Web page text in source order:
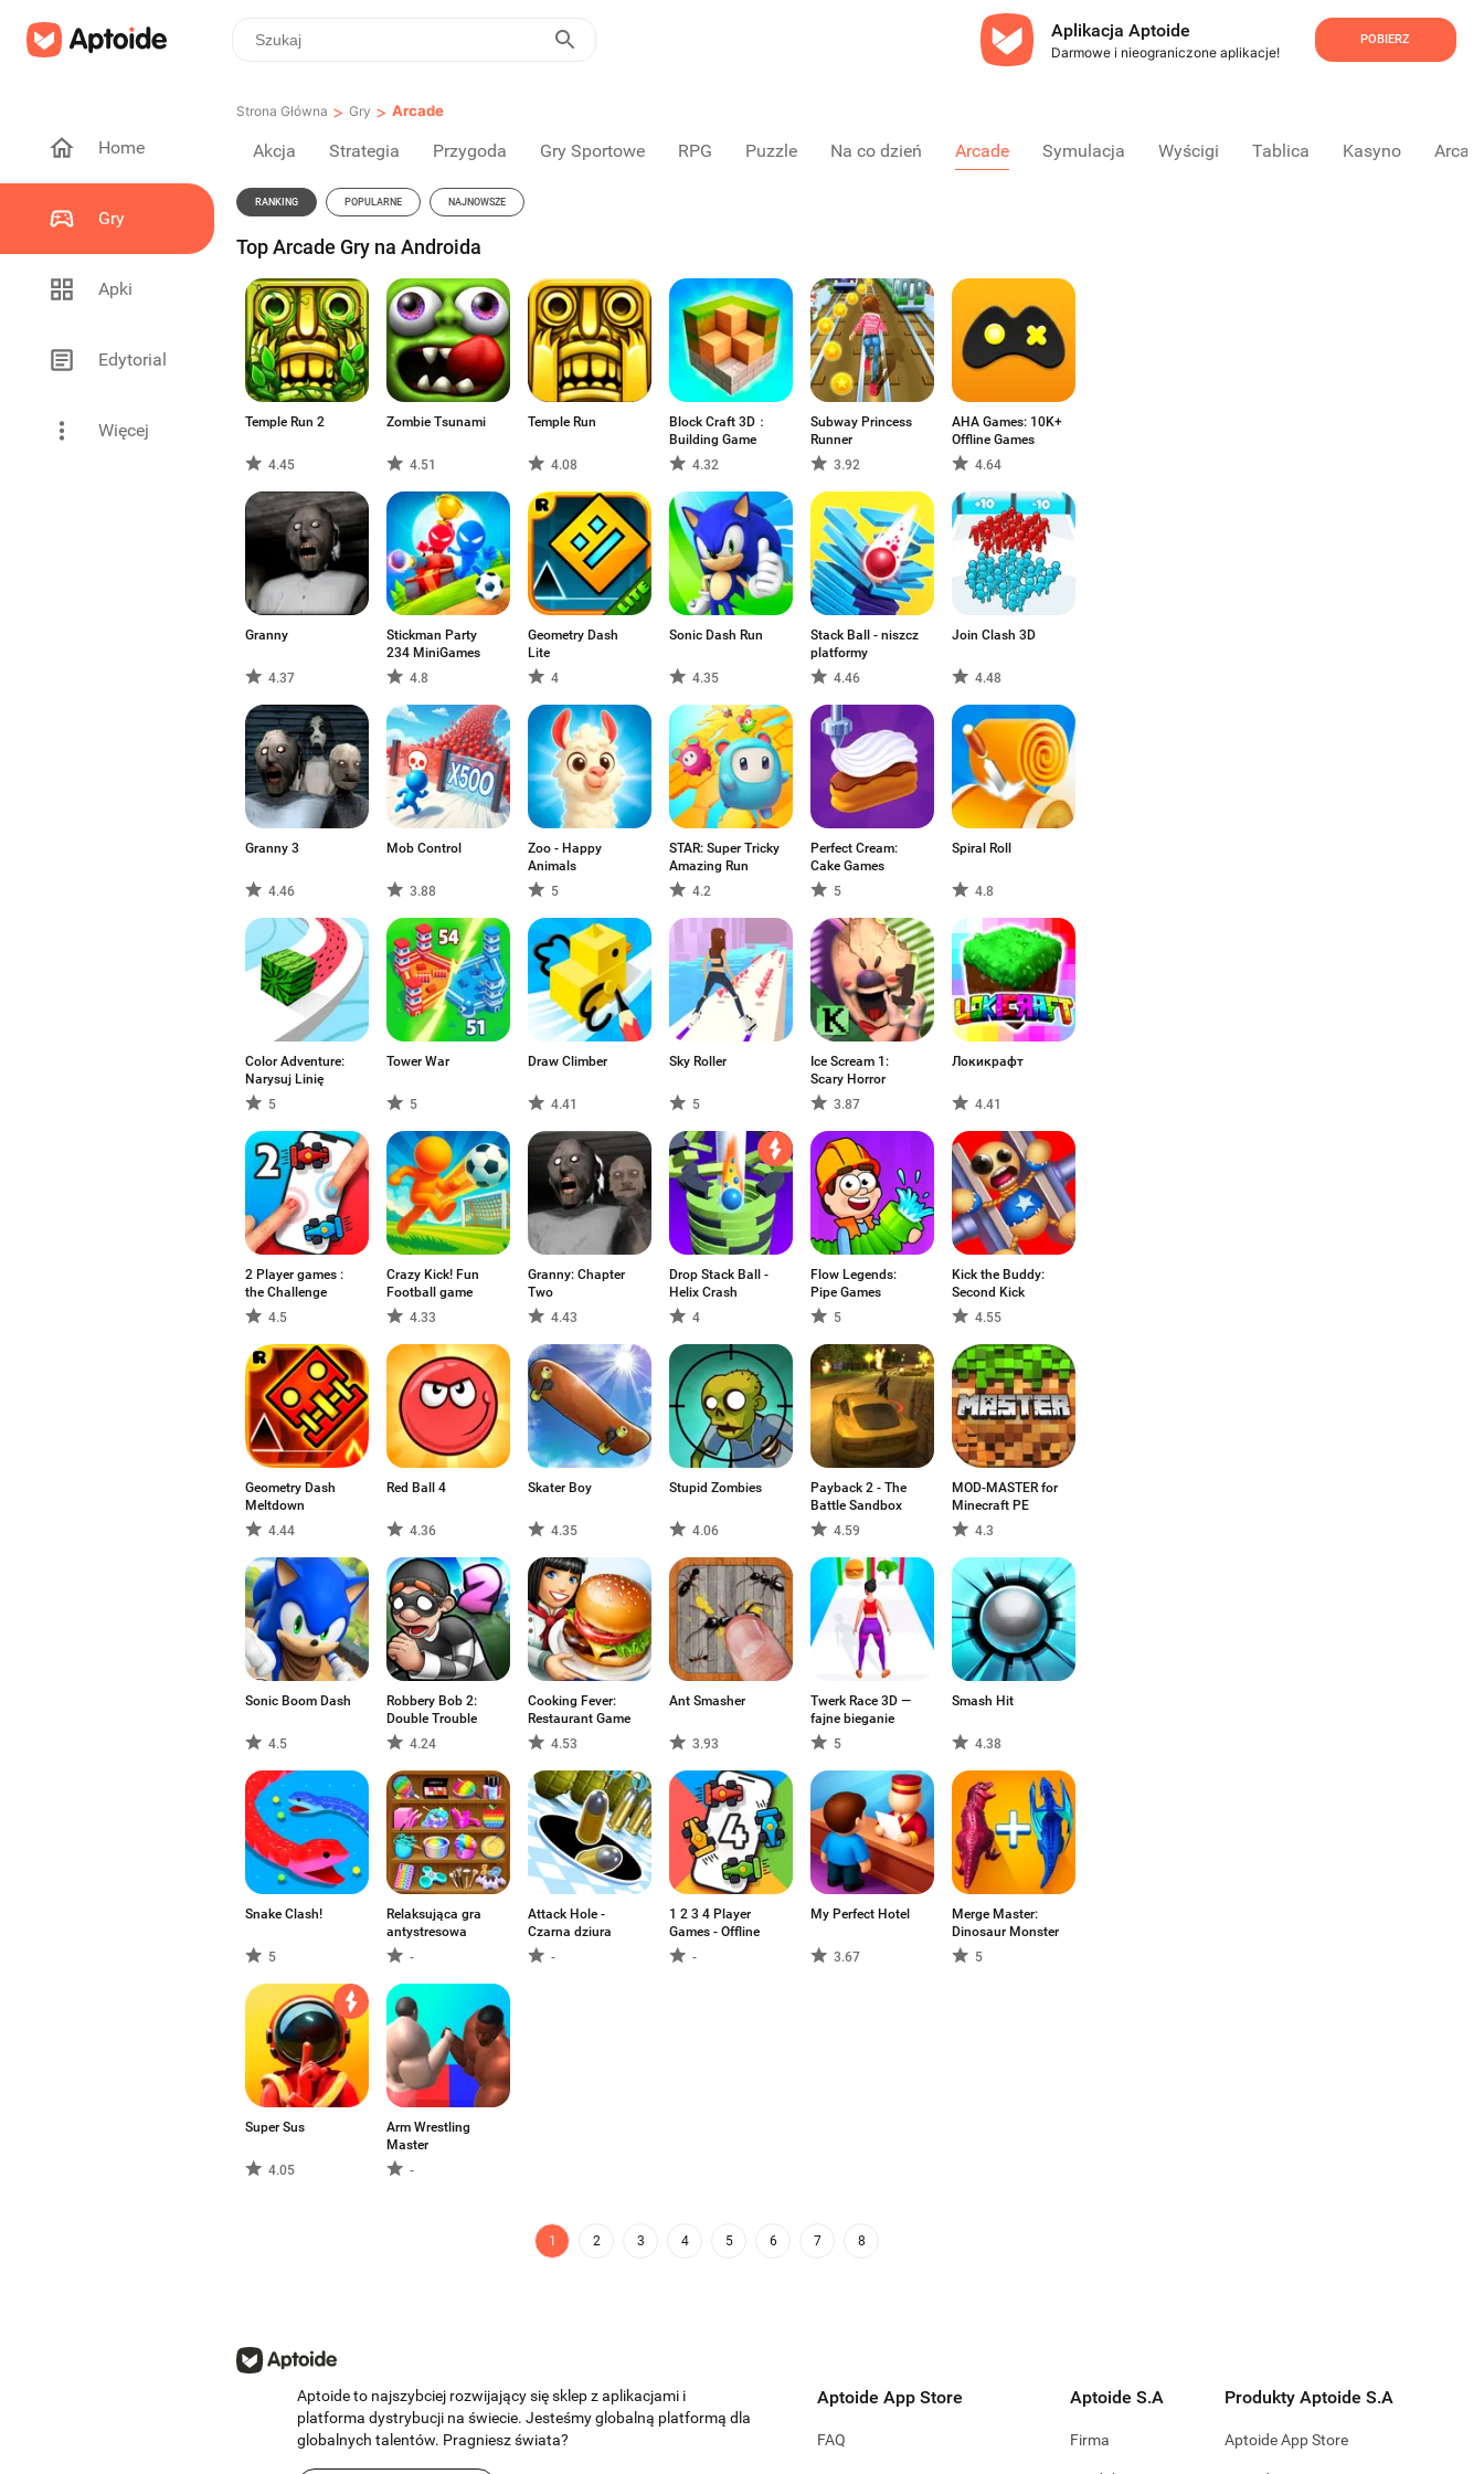
Aplikacja Aptoide
Darmowe i nieograniczone aplikacje!
POBIERZ
Home
Gry
Apki
Edytorial
Więcej
Strona Główna > Gry > Arcade
Akcja Strategia Przygoda Gry Sportowe RPG Puzzle Na co dzień Arcade Symulacja Wyścigi Tablica Kasyno
RANKING POPULARNE NAJNOWSZE
Top Arcade Gry na Androida
Temple Run 2
4.45
Zombie Tsunami
4.51
Temple Run
4.08
Block Craft 3D：
Building Game
4.32
Subway Princess
Runner
3.92
AHA Games: 10K+
Offline Games
4.64
Granny
4.37
Stickman Party
234 MiniGames
4.8
Geometry Dash
Lite
4
Sonic Dash Run
4.35
Stack Ball - niszcz
platformy
4.46
Join Clash 3D
4.48
Granny 3
4.46
Mob Control
3.88
Zoo - Happy
Animals
5
STAR: Super Tricky
Amazing Run
4.2
Perfect Cream:
Cake Games
5
Spiral Roll
4.8
Color Adventure:
Narysuj Linię
5
Tower War
5
Draw Climber
4.41
Sky Roller
5
Ice Scream 1:
Scary Horror
3.87
Локикрафт
4.41
2 Player games :
the Challenge
4.5
Crazy Kick! Fun
Football game
4.33
Granny: Chapter
Two
4.43
Drop Stack Ball -
Helix Crash
4
Flow Legends:
Pipe Games
5
Kick the Buddy:
Second Kick
4.55
Geometry Dash
Meltdown
4.44
Red Ball 4
4.36
Skater Boy
4.35
Stupid Zombies
4.06
Payback 2 - The
Battle Sandbox
4.59
MOD-MASTER for
Minecraft PE
4.3
Sonic Boom Dash
4.5
Robbery Bob 2:
Double Trouble
4.24
Cooking Fever:
Restaurant Game
4.53
Ant Smasher
3.93
Twerk Race 3D —
fajne bieganie
5
Smash Hit
4.38
Snake Clash!
5
Relaksująca gra
antystresowa
-
Attack Hole -
Czarna dziura
-
1 2 3 4 Player
Games - Offline
-
My Perfect Hotel
3.67
Merge Master:
Dinosaur Monster
5
Super Sus
4.05
Arm Wrestling
Master
-
1 2 3 4 5 6 7 8
Aptoide to najszybciej rozwijający się sklep z aplikacjami i
platforma dystrybucji na świecie. Jesteśmy globalną platformą dla
globalnych talentów. Pragniesz świata?
Aptoide App Store
FAQ
Aptoide S.A
Firma
Produkty Aptoide S.A
Aptoide App Store